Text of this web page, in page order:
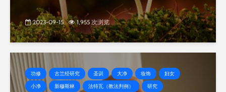
2023-09-15 1,955 次浏览
功修 古兰经研究 圣训 大净 妆饰
妇女
小净
新穆斯林 法特瓦（教法判例） 研究